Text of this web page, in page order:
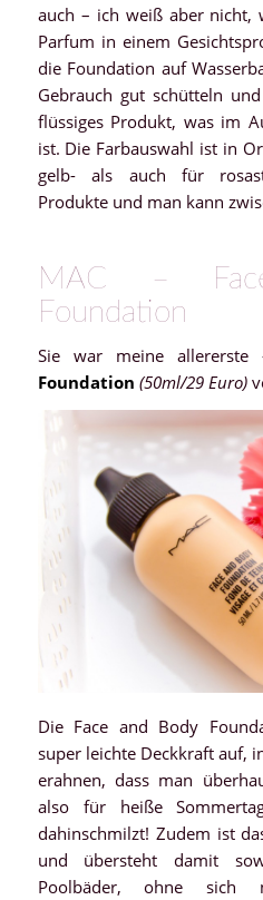
auch – ich weiß aber nicht,
Parfum in einem
die Foundation auf
Gebrauch gut schütteln
flüssiges Produkt, was im
ist. Die Farbauswahl ist in
gelb- als auch für
Produkte und man kann
MAC –
Foundation
Sie war meine
Foundation (50ml/29 Euro)
Die Face and Body
super leichte Deckkraft auf,
erahnen, dass man
also für heiße
dahinschmilzt! Zudem ist
und übersteht damit
Poolbäder, ohne